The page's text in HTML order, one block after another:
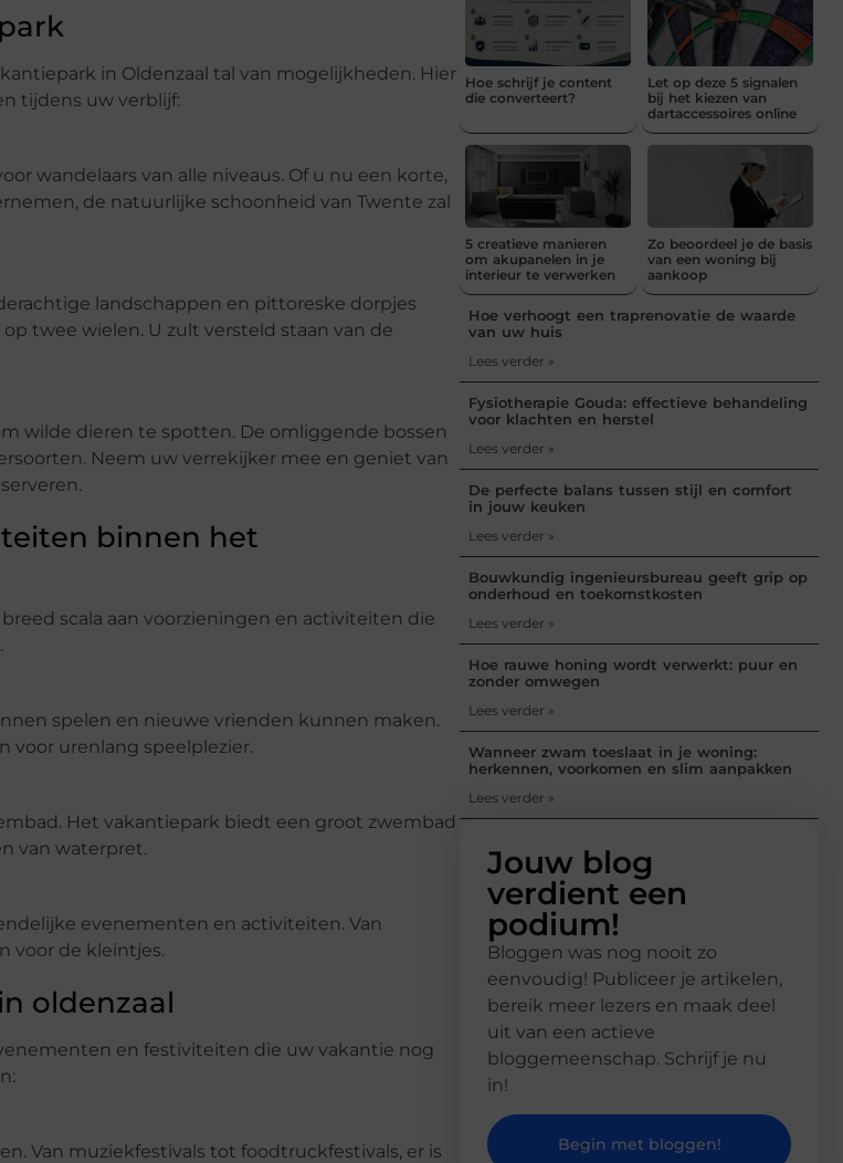
in Oldenzaal tal van mogelijkheden. Hier
tijdens uw verblijf:
wandelaars van alle niveaus. Of u nu een korte,
de natuurlijke schoonheid van Twente zal
landschappen en pittoreske dorpjes
twee wielen. U zult versteld staan van de
wilde dieren te spotten. De omliggende bossen
Neem uw verrekijker mee en geniet van
binnen het
scala aan voorzieningen en activiteiten die
spelen en nieuwe vrienden kunnen maken.
voor urenlang speelplezier.
Het vakantiepark biedt een groot zwembad
van waterpret.
evenementen en activiteiten. Van
voor de kleintjes.
oldenzaal
en festiviteiten die uw vakantie nog
Van muziekfestivals tot foodtruckfestivals, er is
Hoe schrijf je content
die converteert?
Let op deze 5 signalen
bij het kiezen van
dartaccessoires online
5 creatieve manieren
om akupanelen in je
interieur te verwerken
Zo beoordeel je de basis
van een woning bij
aankoop
Hoe verhoogt een traprenovatie de waarde
van uw huis
Lees verder »
Fysiotherapie Gouda: effectieve behandeling
voor klachten en herstel
Lees verder »
De perfecte balans tussen stijl en comfort
in jouw keuken
Lees verder »
Bouwkundig ingenieursbureau geeft grip op
onderhoud en toekomstkosten
Lees verder »
Hoe rauwe honing wordt verwerkt: puur en
zonder omwegen
Lees verder »
Wanneer zwam toeslaat in je woning:
herkennen, voorkomen en slim aanpakken
Lees verder »
Jouw blog
verdient een
podium!
Bloggen was nog nooit zo
eenvoudig! Publiceer je artikelen,
bereik meer lezers en maak deel
uit van een actieve
bloggemeenschap. Schrijf je nu
in!
Begin met bloggen!